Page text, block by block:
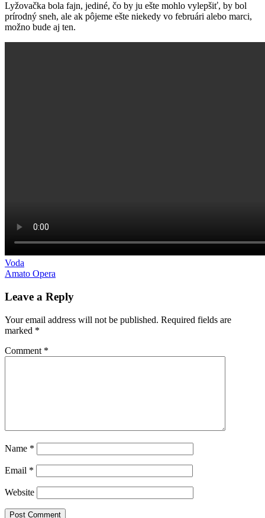
Lyžovačka bola fajn, jediné, čo by ju ešte mohlo vylepšiť, by bol
prírodný sneh, ale ak pôjeme ešte niekedy vo februári alebo marci,
možno bude aj ten.
Blue
MountainBryant
York
USA
Post
navigation
Previous
Post:
Voda
Next
Amato Opera
Leave a Reply
Your email address will not be published. Required fields are
marked *
Comment *
Name *
Email *
Website